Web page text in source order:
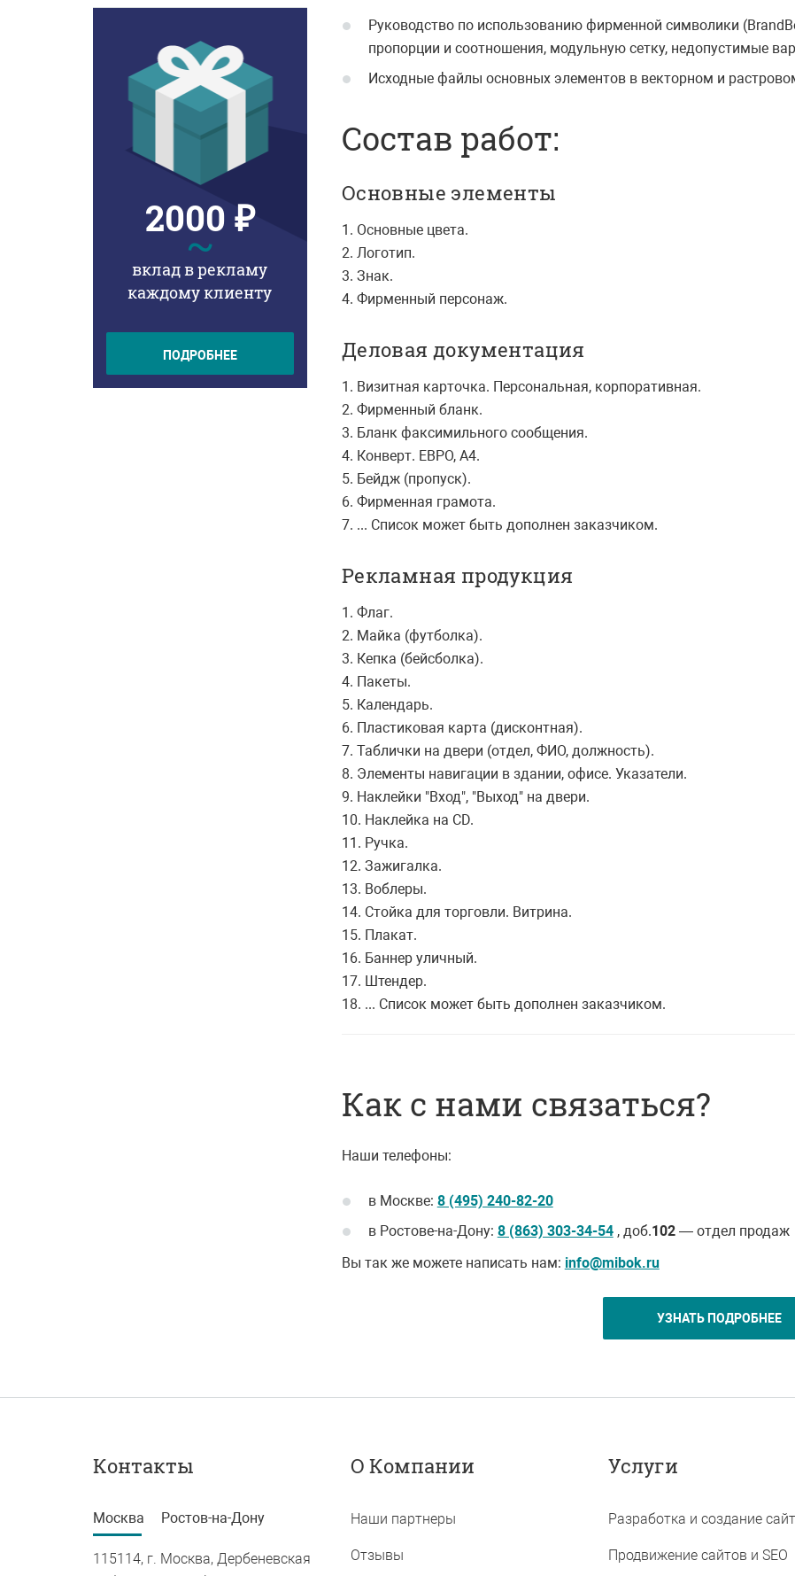
2000 ₽
~
вклад в рекламу
каждому клиенту
ПОДРОБНЕЕ
Руководство по использованию фирменной символики
пропорции и соотношения, модульную сетку, недопустимые
Исходные файлы основных элементов в векторном и
Состав работ:
Основные элементы
1. Основные цвета.
2. Логотип.
3. Знак.
4. Фирменный персонаж.
Деловая документация
1. Визитная карточка. Персональная, корпоративная.
2. Фирменный бланк.
3. Бланк факсимильного сообщения.
4. Конверт. ЕВРО, А4.
5. Бейдж (пропуск).
6. Фирменная грамота.
7. ... Список может быть дополнен заказчиком.
Рекламная продукция
1. Флаг.
2. Майка (футболка).
3. Кепка (бейсболка).
4. Пакеты.
5. Календарь.
6. Пластиковая карта (дисконтная).
7. Таблички на двери (отдел, ФИО, должность).
8. Элементы навигации в здании, офисе. Указатели.
9. Наклейки "Вход", "Выход" на двери.
10. Наклейка на CD.
11. Ручка.
12. Зажигалка.
13. Воблеры.
14. Стойка для торговли. Витрина.
15. Плакат.
16. Баннер уличный.
17. Штендер.
18. ... Список может быть дополнен заказчиком.
Как с нами связаться?
Наши телефоны:
в Москве: 8 (495) 240-82-20
в Ростове-на-Дону: 8 (863) 303-34-54, доб.102— отдел продаж
Вы так же можете написать нам: info@mibok.ru
УЗНАТЬ ПОДРОБНЕЕ
Контакты
Москва Ростов-на-Дону
115114, г. Москва, Дербеневская
344002, г. Ростов-на-Дону, ул.
О Компании
Наши партнеры
Отзывы
Услуги
Разработка и создание
Продвижение сайтов и SEO